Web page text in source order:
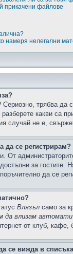
прикачени файлове
намеря нелегални
Сериозно, трябва
какви са
случай не е,
се регистрирам?
От
за гостите.
да се
Влязъл само за
да влизам
от клуб,
се вижда в